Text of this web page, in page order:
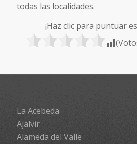
todas las localidades.
¡Haz clic para puntuar
La Acebeda
Ajalvir
Alameda del Valle